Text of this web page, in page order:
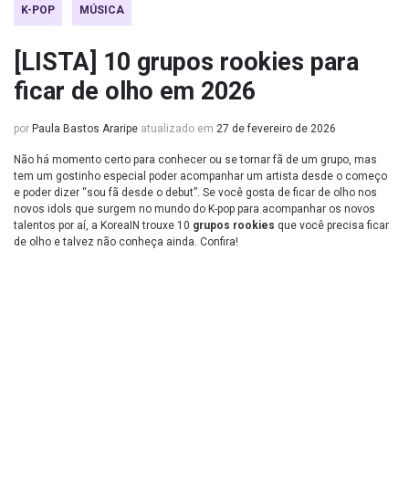
K-POP MÚSICA
[LISTA] 10 grupos rookies para
ficar de olho em 2026
por Paula Bastos Araripe atualizado em 27 de fevereiro de 2026
Não há momento certo para conhecer ou se tornar fã de um grupo, mas
tem um gostinho especial poder acompanhar um artista desde o começo
e poder dizer “sou fã desde o debut”. Se você gosta de ficar de olho nos
novos idols que surgem no mundo do K-pop para acompanhar os novos
talentos por aí, a KoreaIN trouxe 10 grupos rookies que você precisa ficar
de olho e talvez não conheça ainda. Confira!